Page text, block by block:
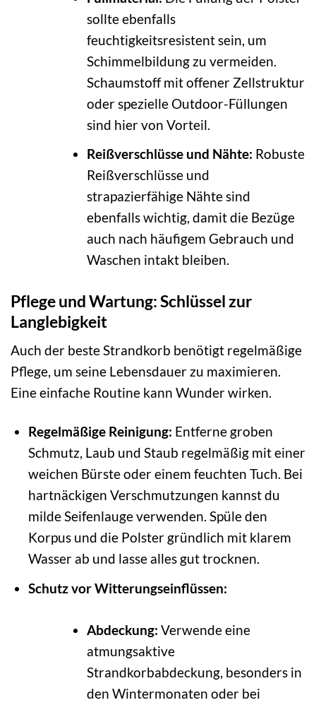
sollte ebenfalls
feuchtigkeitsresistent sein, um
Schimmelbildung zu vermeiden.
Schaumstoff mit offener Zellstruktur
oder spezielle Outdoor-Füllungen
sind hier von Vorteil.
Reißverschlüsse und Nähte: Robuste
Reißverschlüsse und
strapazierfähige Nähte sind
ebenfalls wichtig, damit die Bezüge
auch nach häufigem Gebrauch und
Waschen intakt bleiben.
Pflege und Wartung: Schlüssel zur
Langlebigkeit
Auch der beste Strandkorb benötigt regelmäßige
Pflege, um seine Lebensdauer zu maximieren.
Eine einfache Routine kann Wunder wirken.
Regelmäßige Reinigung: Entferne groben
Schmutz, Laub und Staub regelmäßig mit einer
weichen Bürste oder einem feuchten Tuch. Bei
hartnäckigen Verschmutzungen kannst du
milde Seifenlauge verwenden. Spüle den
Korpus und die Polster gründlich mit klarem
Wasser ab und lasse alles gut trocknen.
Schutz vor Witterungseinflüssen:
Abdeckung: Verwende eine
atmungsaktive
Strandkorbabdeckung, besonders in
den Wintermonaten oder bei